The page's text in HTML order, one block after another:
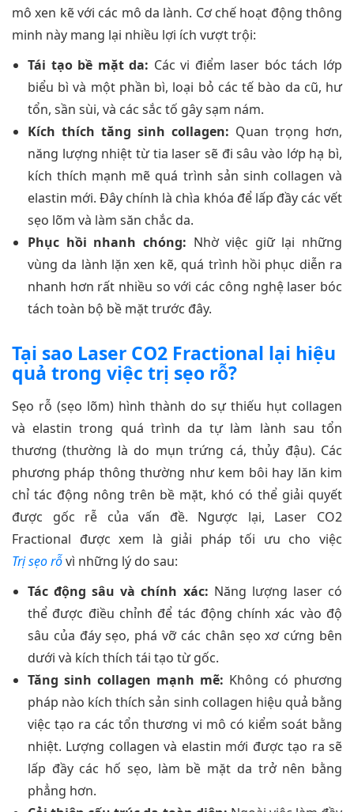
mô xen kẽ với các mô da lành. Cơ chế hoạt động thông
minh này mang lại nhiều lợi ích vượt trội:
Tái tạo bề mặt da: Các vi điểm laser bóc tách lớp
biểu bì và một phần bì, loại bỏ các tế bào da cũ, hư
tổn, sần sùi, và các sắc tố gây sạm nám.
Kích thích tăng sinh collagen: Quan trọng hơn,
năng lượng nhiệt từ tia laser sẽ đi sâu vào lớp hạ bì,
kích thích mạnh mẽ quá trình sản sinh collagen và
elastin mới. Đây chính là chìa khóa để lấp đầy các vết
sẹo lõm và làm săn chắc da.
Phục hồi nhanh chóng: Nhờ việc giữ lại những
vùng da lành lặn xen kẽ, quá trình hồi phục diễn ra
nhanh hơn rất nhiều so với các công nghệ laser bóc
tách toàn bộ bề mặt trước đây.
Tại sao Laser CO2 Fractional lại hiệu
quả trong việc trị sẹo rỗ?
Sẹo rỗ (sẹo lõm) hình thành do sự thiếu hụt collagen
và elastin trong quá trình da tự làm lành sau tổn
thương (thường là do mụn trứng cá, thủy đậu). Các
phương pháp thông thường như kem bôi hay lăn kim
chỉ tác động nông trên bề mặt, khó có thể giải quyết
được gốc rễ của vấn đề. Ngược lại, Laser CO2
Fractional được xem là giải pháp tối ưu cho việc
Trị sẹo rỗvì những lý do sau:
Tác động sâu và chính xác: Năng lượng laser có
thể được điều chỉnh để tác động chính xác vào độ
sâu của đáy sẹo, phá vỡ các chân sẹo xơ cứng bên
dưới và kích thích tái tạo từ gốc.
Tăng sinh collagen mạnh mẽ: Không có phương
pháp nào kích thích sản sinh collagen hiệu quả bằng
việc tạo ra các tổn thương vi mô có kiểm soát bằng
nhiệt. Lượng collagen và elastin mới được tạo ra sẽ
lấp đầy các hố sẹo, làm bề mặt da trở nên bằng
phẳng hơn.